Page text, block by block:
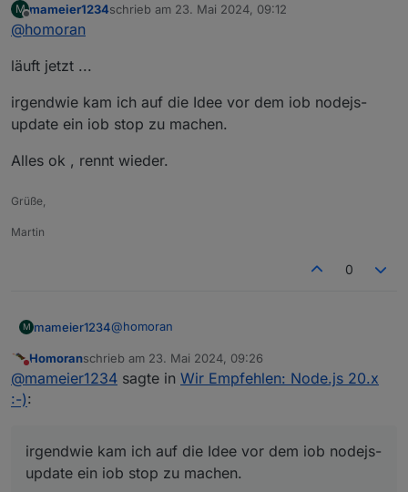
Deswegen immer alles zeigen!
EDIT
die ist ja falsch
M
Offline
mameier1234schrieb am 23. Mai 2024, 09:12
zuletzt editiert von
@homoran
läuft jetzt ...
irgendwie kam ich auf die Idee vor dem iob nodejs-
update ein iob stop zu machen.
Alles ok , rennt wieder.
Grüße,
Martin
0
M mameier1234@homoran
läuft jetzt ...
Nicht stören
Homoranschrieb am 23. Mai 2024, 09:26
zuletzt editiert von
@mameier1234 sagte in Wir Empfehlen: Node.js 20.x
:-):
irgendwie kam ich auf die Idee vor dem iob nodejs-
update ein iob stop zu machen.